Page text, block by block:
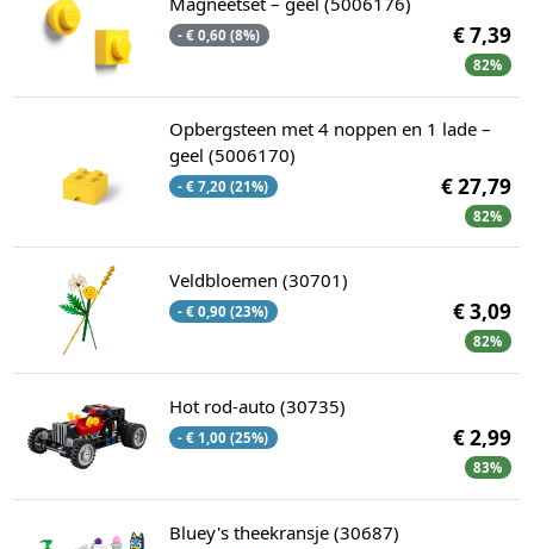
- € 0,60 (8%) € 7,39
82%
Opbergsteen met 4 noppen en 1 lade –
geel (5006170)
- € 7,20 (21%) € 27,79
82%
Veldbloemen (30701)
- € 0,90 (23%) € 3,09
82%
Hot rod-auto (30735)
- € 1,00 (25%) € 2,99
83%
Bluey's theekransje (30687)